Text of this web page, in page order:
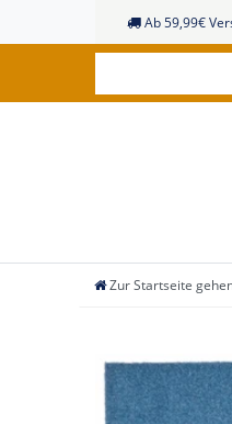
Ab 59,99€
Zur Startseite